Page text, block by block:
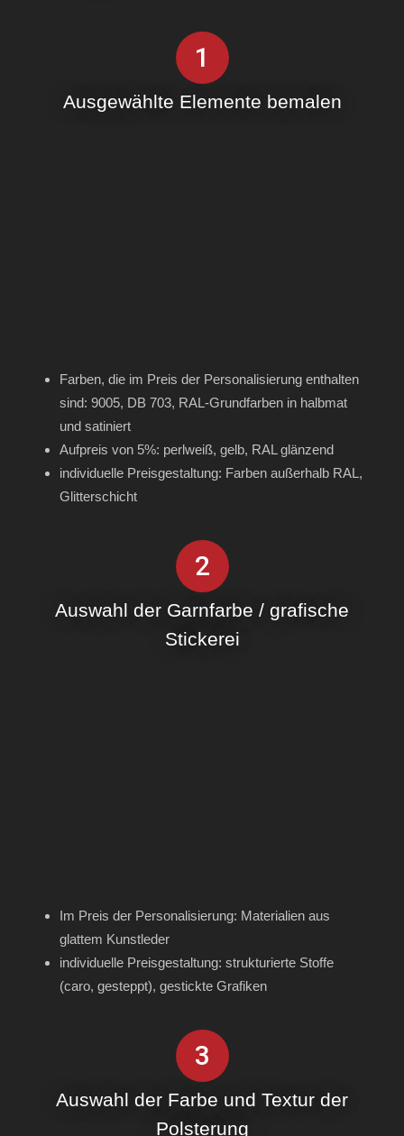
1
Ausgewählte Elemente bemalen
Farben, die im Preis der Personalisierung enthalten
sind: 9005, DB 703, RAL-Grundfarben in halbmat
und satiniert
Aufpreis von 5%: perlweiß, gelb, RAL glänzend
individuelle Preisgestaltung: Farben außerhalb RAL,
Glitterschicht
2
Auswahl der Garnfarbe / grafische
Stickerei
Im Preis der Personalisierung: Materialien aus
glattem Kunstleder
individuelle Preisgestaltung: strukturierte Stoffe
(caro, gesteppt), gestickte Grafiken
3
Auswahl der Farbe und Textur der
Polsterung